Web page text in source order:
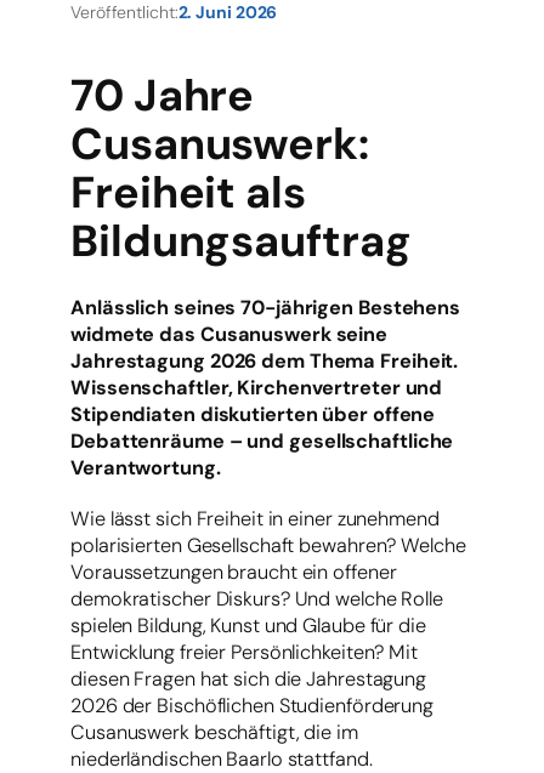
Veröffentlicht:2. Juni 2026
70 Jahre
Cusanuswerk:
Freiheit als
Bildungsauftrag
Anlässlich seines 70-jährigen Bestehens
widmete das Cusanuswerk seine
Jahrestagung 2026 dem Thema Freiheit.
Wissenschaftler, Kirchenvertreter und
Stipendiaten diskutierten über offene
Debattenräume – und gesellschaftliche
Verantwortung.
Wie lässt sich Freiheit in einer zunehmend
polarisierten Gesellschaft bewahren? Welche
Voraussetzungen braucht ein offener
demokratischer Diskurs? Und welche Rolle
spielen Bildung, Kunst und Glaube für die
Entwicklung freier Persönlichkeiten? Mit
diesen Fragen hat sich die Jahrestagung
2026 der Bischöflichen Studienförderung
Cusanuswerk beschäftigt, die im
niederländischen Baarlo stattfand.